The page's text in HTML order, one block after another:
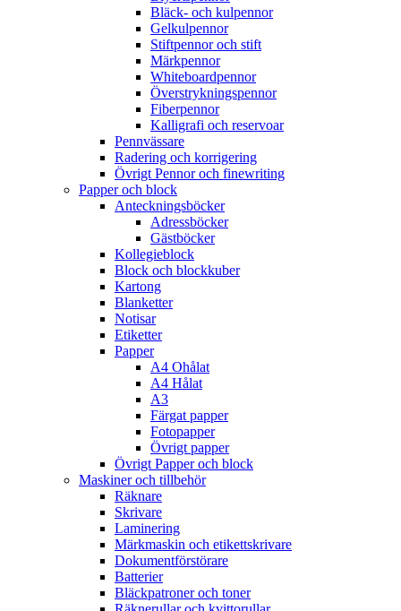
Bläck- och kulpennor
Gelkulpennor
Stiftpennor och stift
Märkpennor
Whiteboardpennor
Överstrykningspennor
Fiberpennor
Kalligrafi och reservoar
Pennvässare
Radering och korrigering
Övrigt Pennor och finewriting
Papper och block
Anteckningsböcker
Adressböcker
Gästböcker
Kollegieblock
Block och blockkuber
Kartong
Blanketter
Notisar
Etiketter
Papper
A4 Ohålat
A4 Hålat
A3
Färgat papper
Fotopapper
Övrigt papper
Övrigt Papper och block
Maskiner och tillbehör
Räknare
Skrivare
Laminering
Märkmaskin och etikettskrivare
Dokumentförstörare
Batterier
Bläckpatroner och toner